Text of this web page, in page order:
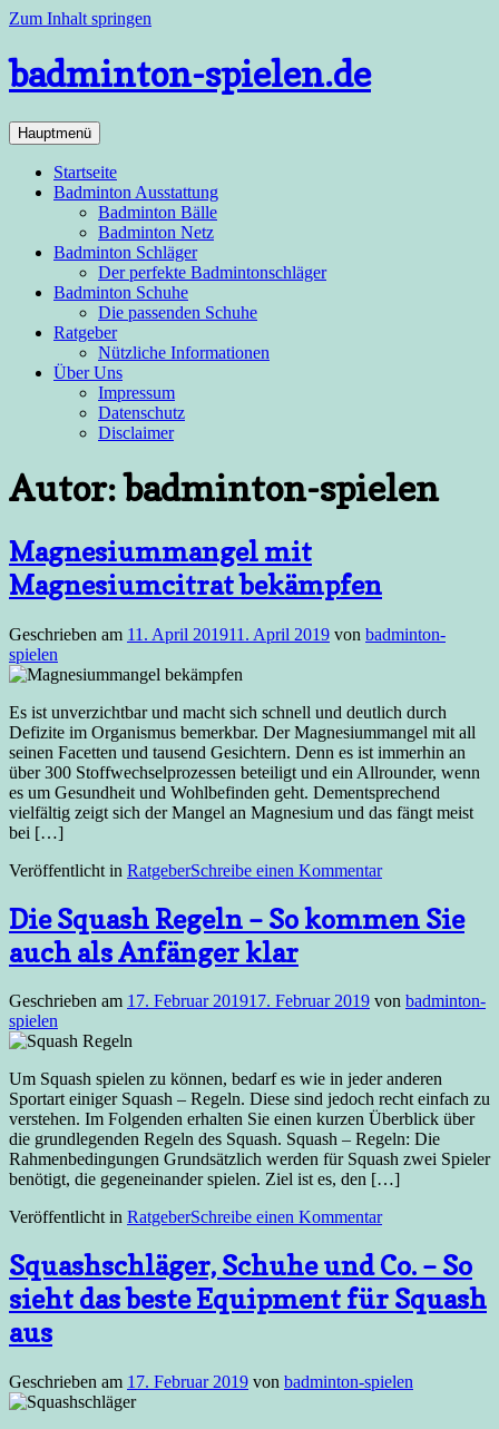
Zum Inhalt springen
badminton-spielen.de
Hauptmenü
Startseite
Badminton Ausstattung
Badminton Bälle
Badminton Netz
Badminton Schläger
Der perfekte Badmintonschläger
Badminton Schuhe
Die passenden Schuhe
Ratgeber
Nützliche Informationen
Über Uns
Impressum
Datenschutz
Disclaimer
Autor:badminton-spielen
Magnesiummangel mit
Magnesiumcitrat bekämpfen
Geschrieben am 11. April 201911. April 2019 von badminton-
spielen
Es ist unverzichtbar und macht sich schnell und deutlich durch
Defizite im Organismus bemerkbar. Der Magnesiummangel mit all
seinen Facetten und tausend Gesichtern. Denn es ist immerhin an
über 300 Stoffwechselprozessen beteiligt und ein Allrounder, wenn
es um Gesundheit und Wohlbefinden geht. Dementsprechend
vielfältig zeigt sich der Mangel an Magnesium und das fängt meist
bei […]
Veröffentlicht in RatgeberSchreibe einen Kommentar
Die Squash Regeln – So kommen Sie
auch als Anfänger klar
Geschrieben am 17. Februar 201917. Februar 2019 von badminton-
spielen
Um Squash spielen zu können, bedarf es wie in jeder anderen
Sportart einiger Squash – Regeln. Diese sind jedoch recht einfach zu
verstehen. Im Folgenden erhalten Sie einen kurzen Überblick über
die grundlegenden Regeln des Squash. Squash – Regeln: Die
Rahmenbedingungen Grundsätzlich werden für Squash zwei Spieler
benötigt, die gegeneinander spielen. Ziel ist es, den […]
Veröffentlicht in RatgeberSchreibe einen Kommentar
Squashschläger, Schuhe und Co. – So
sieht das beste Equipment für Squash
aus
Geschrieben am 17. Februar 2019 von badminton-spielen